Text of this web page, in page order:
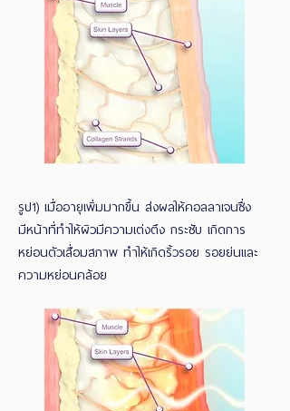
รูป1) เมื่ออายุเพิ่มมากขึ้น ส่งผลให้คอลลาเจนซึ่ง
มีหน้าที่ทำให้ผิวมีความเต่งตึง กระชับ เกิดการ
หย่อนตัวเสื่อมสภาพ ทำให้เกิดริ้วรอย รอยย่นและ
ความหย่อนคล้อย